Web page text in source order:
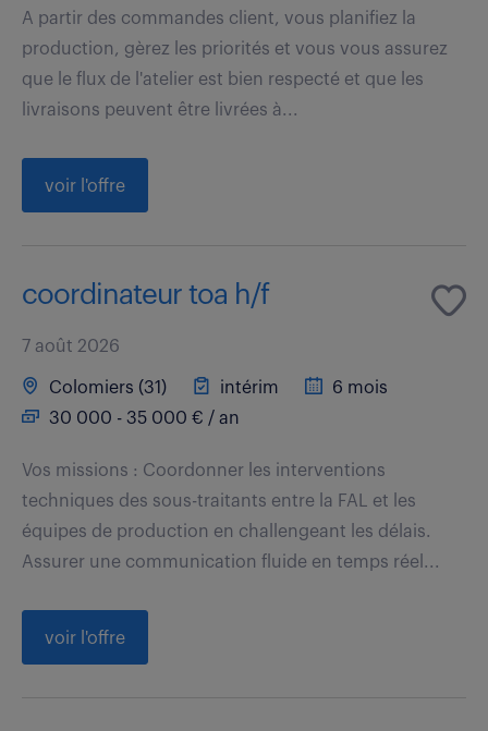
A partir des commandes client, vous planifiez la
production, gèrez les priorités et vous vous assurez
que le flux de l'atelier est bien respecté et que les
livraisons peuvent être livrées à...
voir l'offre
coordinateur toa h/f
7 août 2026
Colomiers (31) intérim
6 mois
30 000 - 35 000 € / an
Vos missions : Coordonner les interventions
techniques des sous-traitants entre la FAL et les
équipes de production en challengeant les délais.
Assurer une communication fluide en temps réel...
voir l'offre